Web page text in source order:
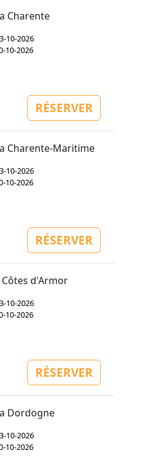
Charente
10-2026
10-2026
RÉSERVER
Charente-Maritime
10-2026
10-2026
RÉSERVER
d'Armor
10-2026
10-2026
RÉSERVER
Dordogne
10-2026
10-2026